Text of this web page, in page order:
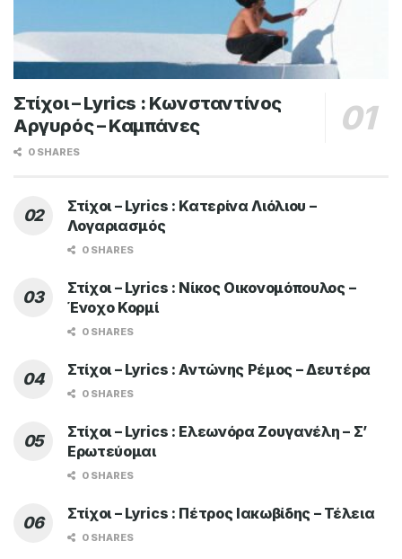
Στίχοι – Lyrics : Κωνσταντίνος
Αργυρός – Καμπάνες
0 SHARES
Στίχοι – Lyrics : Κατερίνα Λιόλιου –
Λογαριασμός
0 SHARES
Στίχοι – Lyrics : Νίκος Οικονομόπουλος –
Ένοχο Κορμί
0 SHARES
Στίχοι – Lyrics : Αντώνης Ρέμος – Δευτέρα
0 SHARES
Στίχοι – Lyrics : Ελεωνόρα Ζουγανέλη – Σ’
Ερωτεύομαι
0 SHARES
Στίχοι – Lyrics : Πέτρος Ιακωβίδης – Τέλεια
0 SHARES